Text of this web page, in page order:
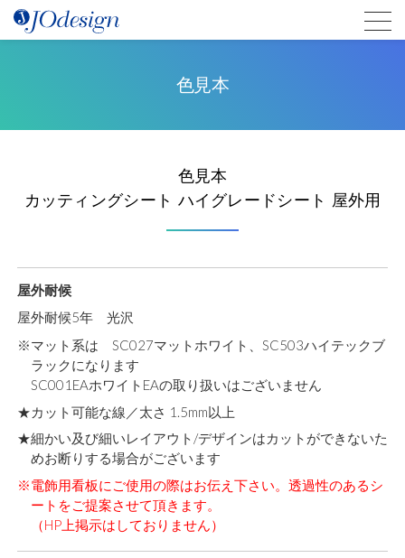
色見本
色見本
カッティングシート ハイグレードシート 屋外用
屋外耐候
屋外耐候5年 光沢
※マット系は SC027マットホワイト、SC503ハイテックブ
ラックになります
SC001EAホワイトEAの取り扱いはございません
★カット可能な線／太さ 1.5mm以上
★細かい及び細いレイアウト/デザインはカットができないた
めお断りする場合がございます
※電飾用看板にご使用の際はお伝え下さい。透過性のあるシ
ートをご提案させて頂きます。
（HP上掲示はしておりません）